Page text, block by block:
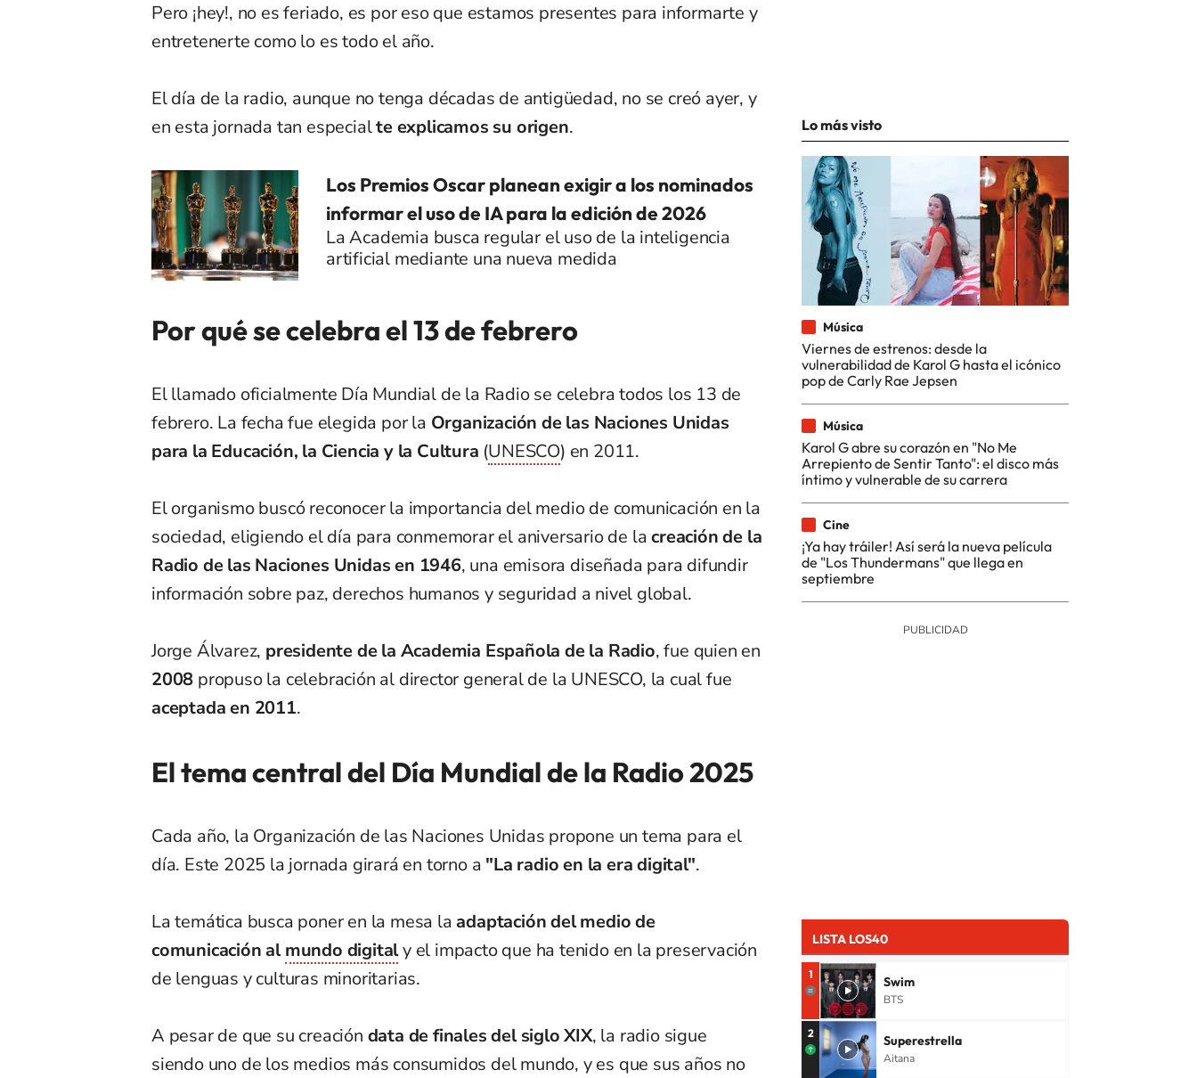
Pero ¡hey!, no es feriado, es por eso que estamos presentes para informarte y
entretenerte como lo es todo el año.
El día de la radio, aunque no tenga décadas de antigüedad, no se creó ayer, y
en esta jornada tan especialte explicamos su origen.
Los Premios Oscar planean exigir a los nominados
informar el uso de IA para la edición de 2026
La Academia busca regular el uso de la inteligencia
artificial mediante una nueva medida
Por qué se celebra el 13 de febrero
El llamado oficialmente Día Mundial de la Radio se celebra todos los 13 de
febrero. La fecha fue elegida por la Organización de las Naciones Unidas
para la Educación, la Ciencia y la Cultura (UNESCO) en 2011.
El organismo buscó reconocer la importancia del medio de comunicación en la
sociedad, eligiendo el día para conmemorar el aniversario de lacreación de la
Radio de las Naciones Unidas en 1946, una emisora diseñada para difundir
información sobre paz, derechos humanos y seguridad a nivel global.
Jorge Álvarez, presidente de la Academia Española de la Radio, fue quien en
2008 propuso la celebración al director general de la UNESCO, la cual fue
aceptada en 2011.
El tema central del Día Mundial de la Radio 2025
Cada año, la Organización de las Naciones Unidas propone un tema para el
día. Este 2025 la jornada girará en torno a "La radio en la era digital".
La temática busca poner en la mesa la adaptación del medio de
comunicación almundo digitaly el impacto que ha tenido en la preservación
de lenguas y culturas minoritarias.
A pesar de que su creación data de finales del siglo XIX, la radio sigue
siendo uno de los medios más consumidos del mundo, y es que sus años no
Lo más visto
Música
Viernes de estrenos: desde la
vulnerabilidad de Karol G hasta el icónico
pop de Carly Rae Jepsen
Música
Karol G abre su corazón en "No Me
Arrepiento de Sentir Tanto": el disco más
íntimo y vulnerable de su carrera
Cine
¡Ya hay tráiler! Así será la nueva película
de "Los Thundermans" que llega en
septiembre
LISTA LOS40
1 Swim
BTS
2 Superestrella
Aitana